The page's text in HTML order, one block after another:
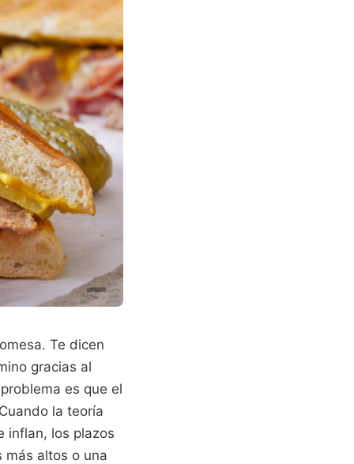
Te dicen
gracias al
es que el
la teoría
inflan, los plazos
más altos o una